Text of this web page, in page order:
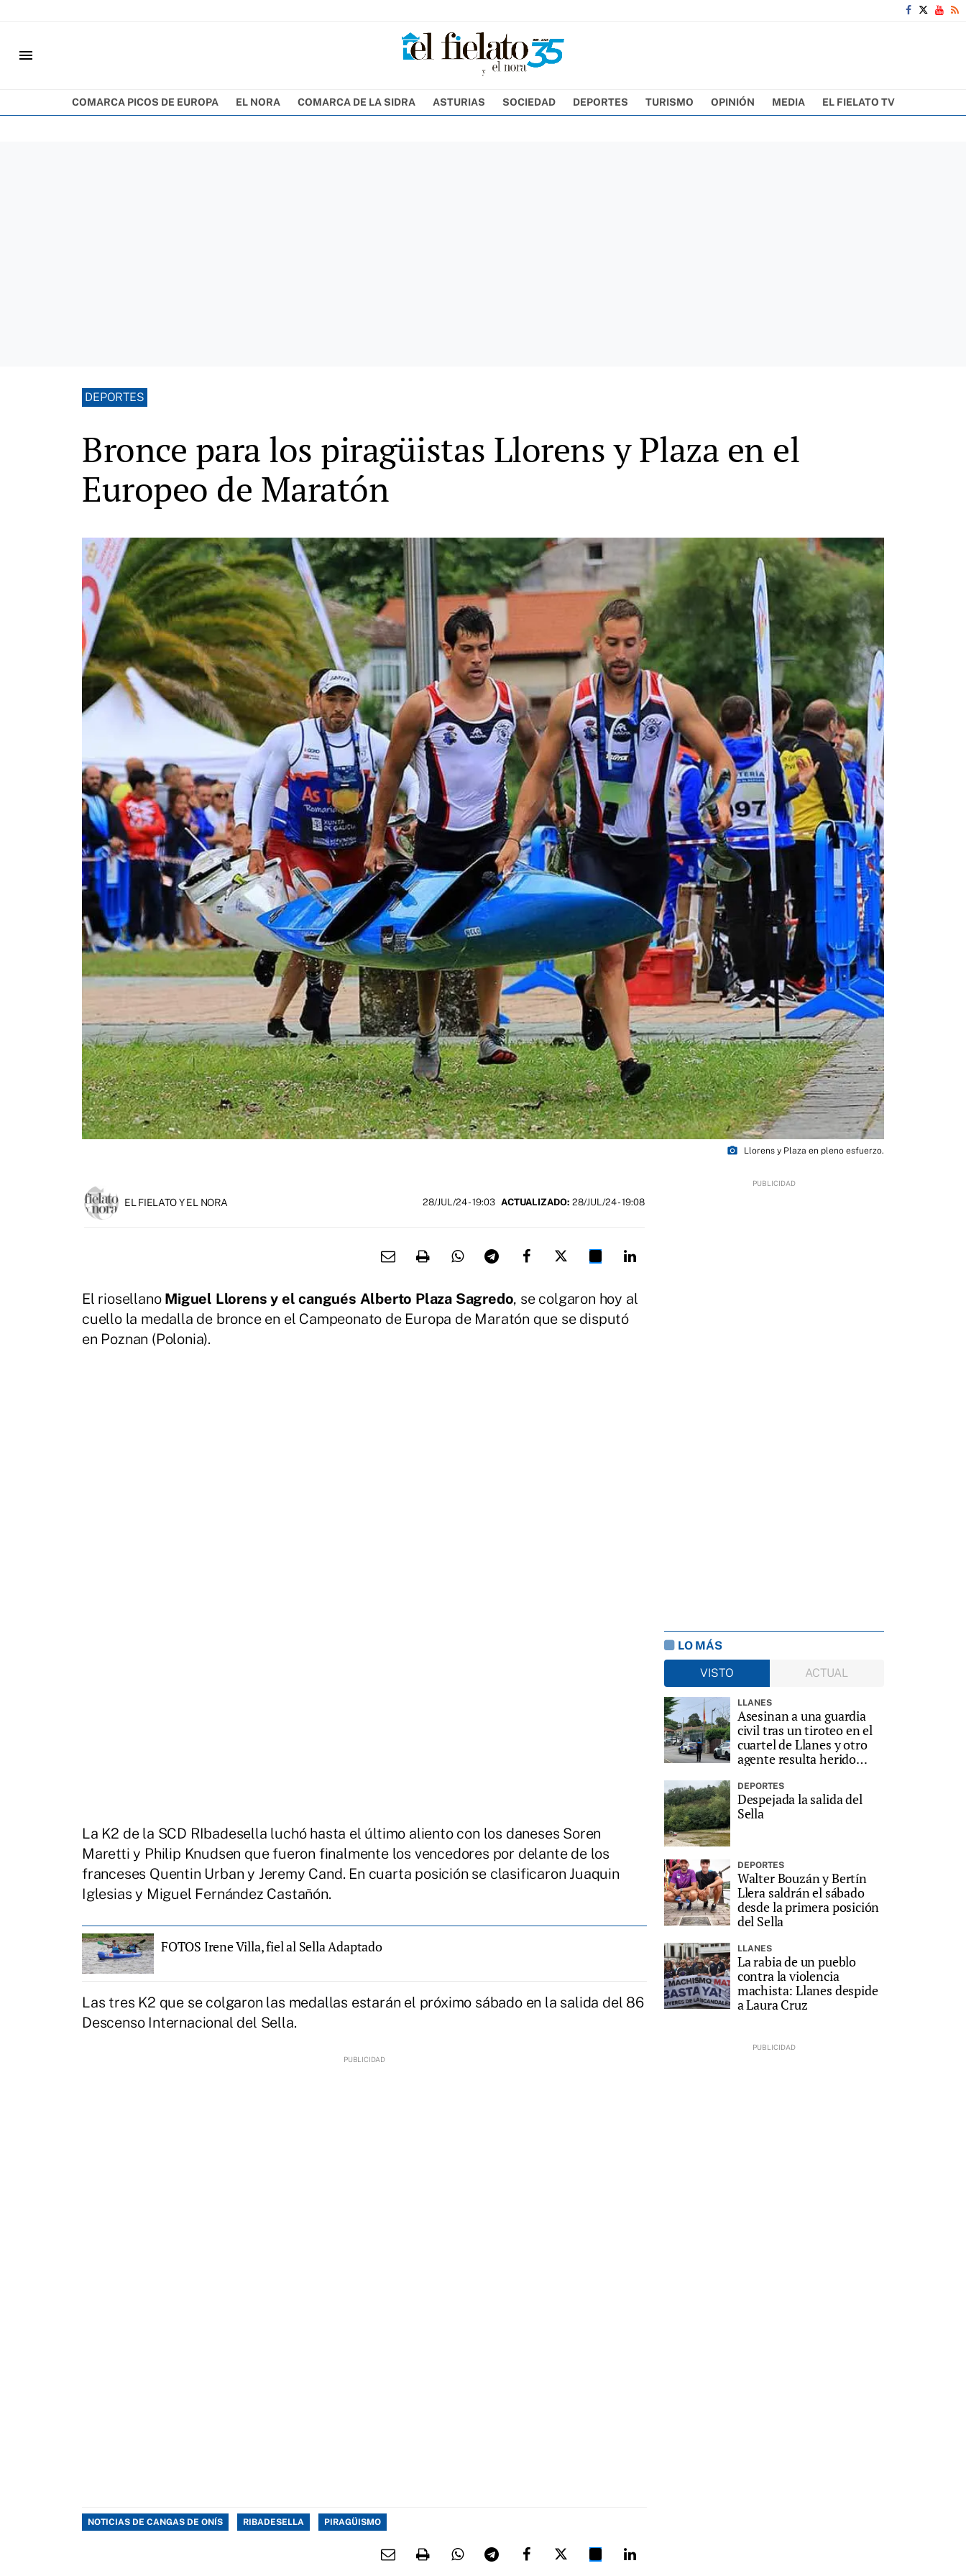
menu
COMARCA PICOS DE EUROPA EL NORA COMARCA DE LA SIDRA ASTURIAS SOCIEDAD DEPORTES TURISMO OPINIÓN MEDIA EL FIELATO TV
DEPORTES
Bronce para los piragüistas Llorens y Plaza en el
Europeo de Maratón
photo_camera Llorens y Plaza en pleno esfuerzo.
EL FIELATO Y EL NORA 28/JUL/24- 19:03 ACTUALIZADO: 28/JUL/24 - 19:08
El riosellanoMiguel Llorens y el cangués Alberto Plaza Sagredo, se colgaron hoy al
cuello la medalla de bronce en el Campeonato de Europa de Maratón que se disputó
en Poznan (Polonia).
La K2 de la SCD RIbadesella luchó hasta el último aliento con los daneses Soren
Maretti y Philip Knudsen que fueron finalmente los vencedores por delante de los
franceses Quentin Urban y Jeremy Cand. En cuarta posición se clasificaron Juaquin
Iglesias y Miguel Fernández Castañón.
FOTOS Irene Villa, fiel al Sella Adaptado
Las tres K2 que se colgaron las medallas estarán el próximo sábado en la salida del 86
Descenso Internacional del Sella.
NOTICIAS DE CANGAS DE ONÍS RIBADESELLA PIRAGÜISMO
LO MÁS
VISTO
ACTUAL
LLANES
Asesinan a una guardia
civil tras un tiroteo en el
cuartel de Llanes y otro
agente resulta herido
DEPORTES
Despejada la salida del
Sella
DEPORTES
Walter Bouzán y Bertín
Llera saldrán el sábado
desde la primera posición
del Sella
LLANES
La rabia de un pueblo
contra la violencia
machista: Llanes despide
a Laura Cruz